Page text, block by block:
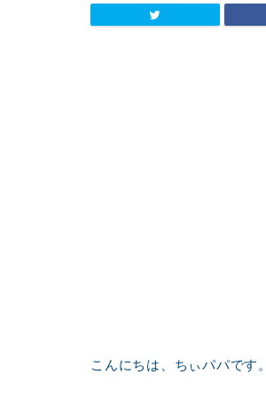
こんにちは、ちぃパパです。